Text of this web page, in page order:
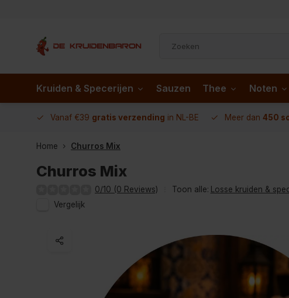
Kruiden & Specerijen Sauzen Thee Noten
Vanaf €39 gratis verzending in NL-BE Meer dan 450
Home Churros Mix
Churros Mix
0/10 (0 Reviews) Toon alle: Losse kruiden &
Vergelijk